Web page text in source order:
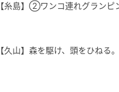
【糸島】②ワンコ連れグランピ
【久山】森を駆け、頭をひねる